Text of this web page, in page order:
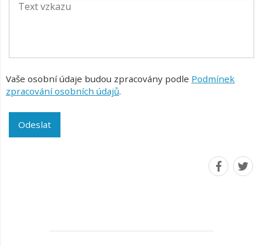
Vaše osobní údaje budou zpracovány podle Podmínek
zpracování osobních údajů.
Odeslat